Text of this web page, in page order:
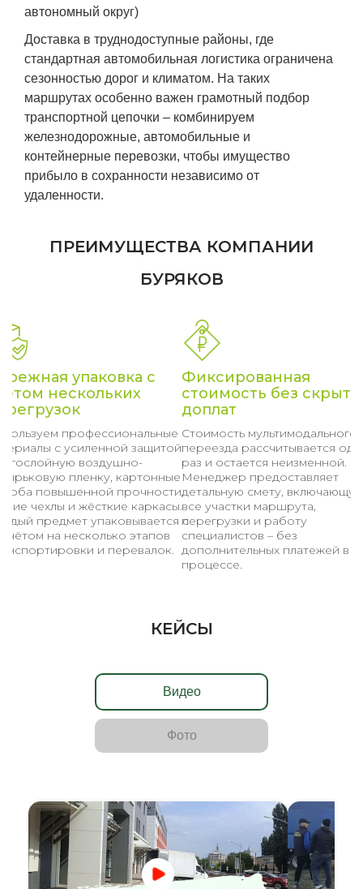
автономный округ)
Доставка в труднодоступные районы, где
стандартная автомобильная логистика ограничена
сезонностью дорог и климатом. На таких
маршрутах особенно важен грамотный подбор
транспортной цепочки – комбинируем
железнодорожные, автомобильные и
контейнерные перевозки, чтобы имущество
прибыло в сохранности независимо от
удаленности.
ПРЕИМУЩЕСТВА КОМПАНИИ
БУРЯКОВ
упаковка с
нескольких
профессиональные
с усиленной защитой:
воздушно-
пленку, картонные
повышенной прочности,
чехлы и жёсткие каркасы.
предмет упаковывается с
на несколько этапов
и перевалок.
Фиксированная
стоимость без
доплат
Стоимость мультимодального
переезда рассчитывается
раз и остается неизменной.
Менеджер предоставляет
детальную смету,
все участки маршрута,
перегрузки и работу
специалистов – без
дополнительных платежей в
процессе.
КЕЙСЫ
Видео
Фото